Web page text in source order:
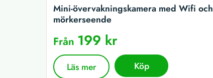
Mini-övervakningskamera med Wifi och
mörkerseende
Från 199 kr
Läs mer Köp